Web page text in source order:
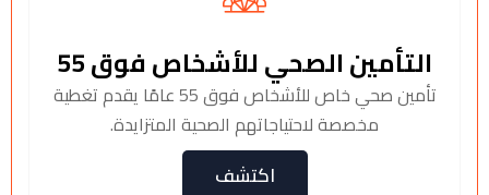
التأمين الصحي للأشخاص فوق 55
تأمين صحي خاص للأشخاص فوق 55 عامًا يقدم تغطية
مخصصة لاحتياجاتهم الصحية المتزايدة.
اكتشف